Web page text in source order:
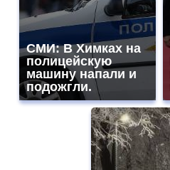
СМИ: В Химках на
полицейскую
машину напали и
подожгли.